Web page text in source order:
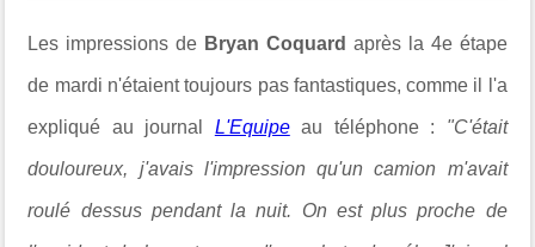
Les impressions de Bryan Coquard après la 4e étape
de mardi n'étaient toujours pas fantastiques, comme il l'a
expliqué au journal L'Equipe au téléphone : "C'était
douloureux, j'avais l'impression qu'un camion m'avait
roulé dessus pendant la nuit. On est plus proche de